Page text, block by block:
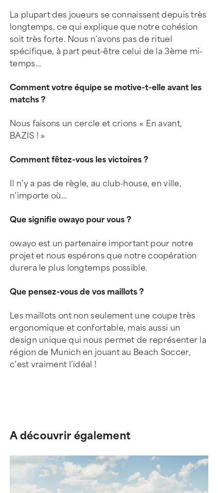
La plupart des joueurs se connaissent depuis très
longtemps, ce qui explique que notre cohésion
soit très forte. Nous n’avons pas de rituel
spécifique, à part peut-être celui de la 3ème mi-
temps…
Comment votre équipe se motive-t-elle avant les
matchs ?
Nous faisons un cercle et crions « En avant,
BAZIS ! »
Comment fêtez-vous les victoires ?
Il n’y a pas de règle, au club-house, en ville,
n’importe où…
Que signifie owayo pour vous ?
owayo est un partenaire important pour notre
projet et nous espérons que notre coopération
durera le plus longtemps possible.
Que pensez-vous de vos maillots ?
Les maillots ont non seulement une coupe très
ergonomique et confortable, mais aussi un
design unique qui nous permet de représenter la
région de Munich en jouant au Beach Soccer,
c’est vraiment l’idéal !
A découvrir également